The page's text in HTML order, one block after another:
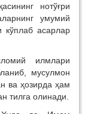
нотўғри
умумий
кўплаб асарлар
илмлари
мусулмон
ва ҳозирда ҳам
тилга олинади.